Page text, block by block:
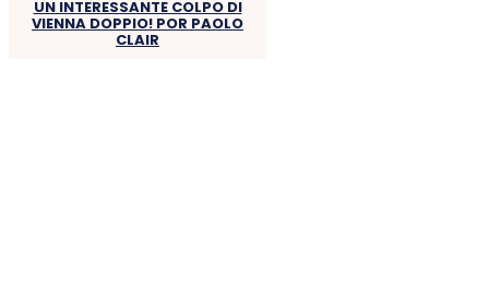
UN INTERESSANTE COLPO DI
VIENNA DOPPIO! POR PAOLO
CLAIR